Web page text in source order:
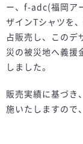
ー、f-adc(福岡ア
ザインTシャツを
占販売し、このデ
災の被災地へ義援
しました。
販売実績に基づき
施いたしますので